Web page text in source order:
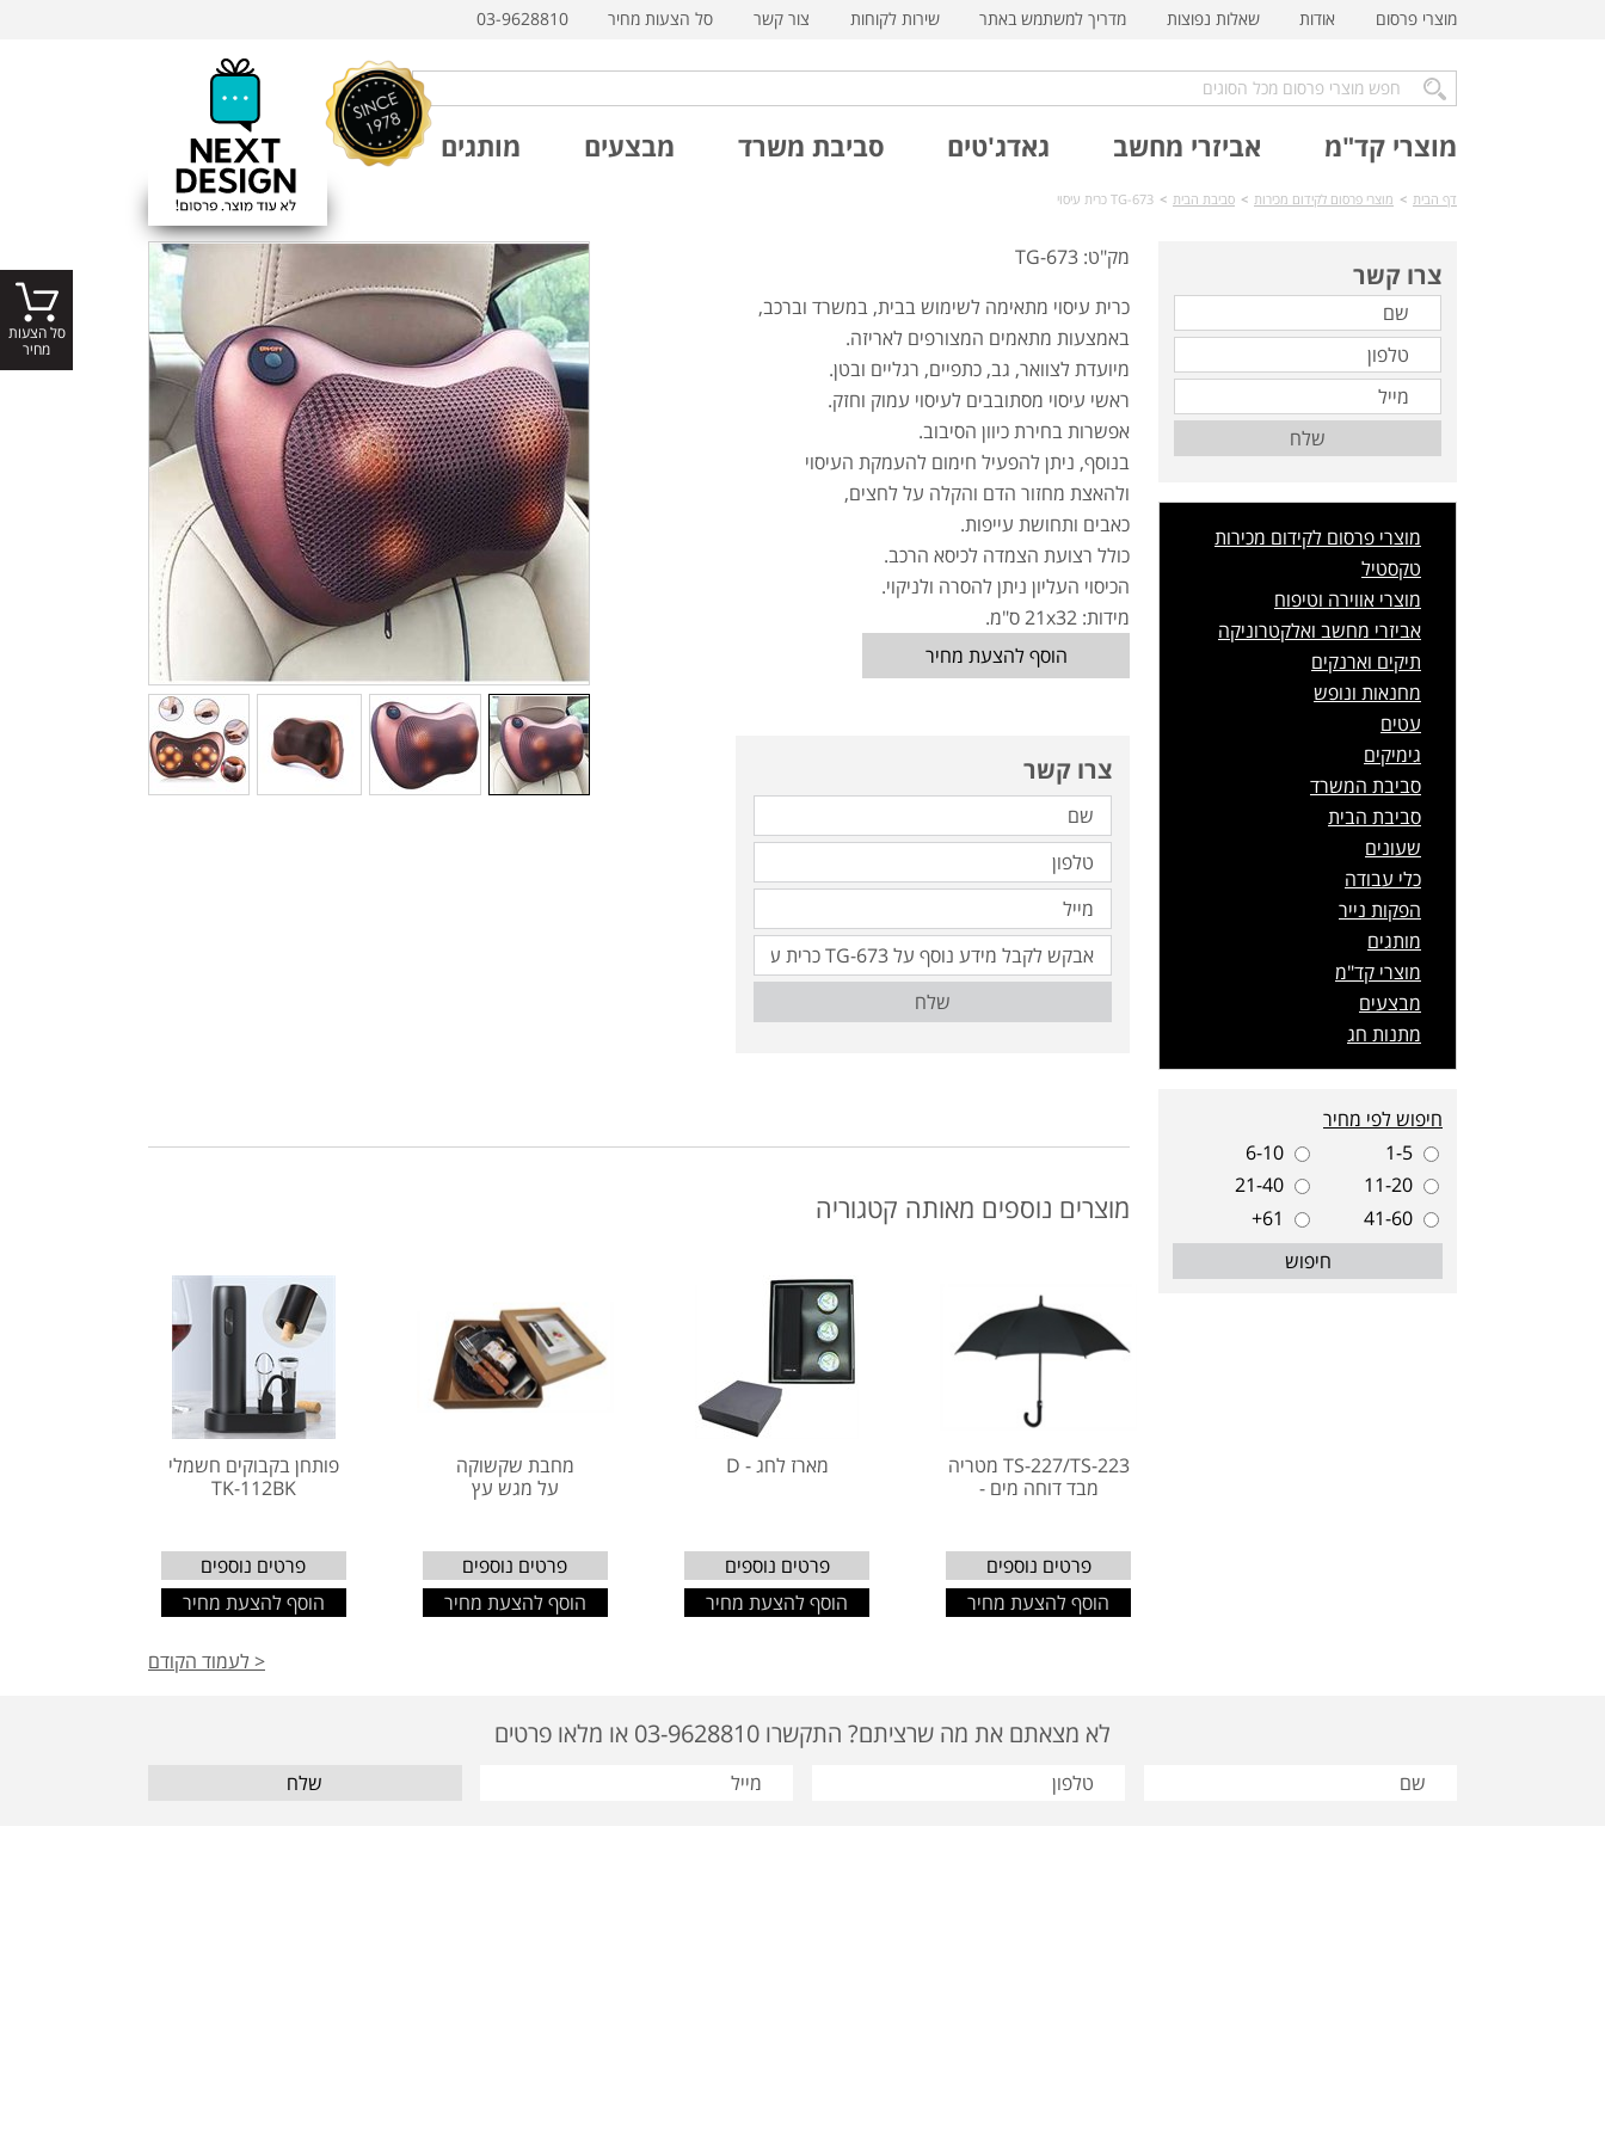
מוצרי פרסום אודות שאלות נפוצות מדריך למשתמש באתר שירות לקוחות צור קשר סל הצעות מחיר 03-9628810
מוצרי קד"מ אביזרי מחשב גאדג'טים סביבת משרד מבצעים מותגים
דף הבית > מוצרי פרסום לקידום מכירות > סביבת הבית > TG-673 כרית עיסוי
מק"ט: TG-673
כרית עיסוי מתאימה לשימוש בבית, במשרד וברכב,
באמצעות מתאמים המצורפים לאריזה.
מיועדת לצוואר, גב, כתפיים, רגליים ובטן.
ראשי עיסוי מסתובבים לעיסוי עמוק וחזק.
אפשרות בחירת כיוון הסיבוב.
בנוסף, ניתן להפעיל חימום להעמקת העיסוי
ולהאצת מחזור הדם והקלה על לחצים,
כאבים ותחושת עייפות.
כולל רצועת הצמדה לכיסא הרכב.
הכיסוי העליון ניתן להסרה ולניקוי.
מידות: 21x32 ס"מ.
הוסף להצעת מחיר
צרו קשר
שלח
מוצרים נוספים מאותה קטגוריה
TS-227/TS-223 מטריה
מבד דוחה מים -
פרטים נוספים
הוסף להצעת מחיר
מארז לחג - D
פרטים נוספים
הוסף להצעת מחיר
מחבת שקשוקה
על מגש עץ
פרטים נוספים
הוסף להצעת מחיר
פותחן בקבוקים חשמלי
TK-112BK
פרטים נוספים
הוסף להצעת מחיר
< לעמוד הקודם
צרו קשר
שלח
מוצרי פרסום לקידום מכירות
טקסטיל
מוצרי אווירה וטיפוח
אביזרי מחשב ואלקטרוניקה
תיקים וארנקים
מחנאות ונופש
עטים
גימיקים
סביבת המשרד
סביבת הבית
שעונים
כלי עבודה
הפקות נייר
מותגים
מוצרי קד"מ
מבצעים
מתנות חג
חיפוש לפי מחיר
1-5
6-10
11-20
21-40
41-60
61+
חיפוש
לא מצאתם את מה שרציתם? התקשרו 03-9628810 או מלאו פרטים
שלח
סל הצעות
מחיר